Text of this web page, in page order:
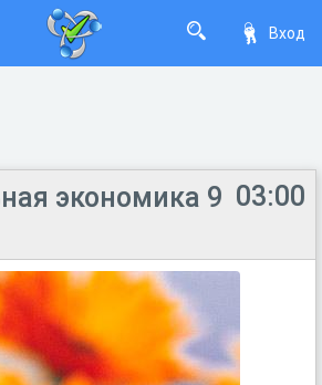
Вход
03:00
экономика 9